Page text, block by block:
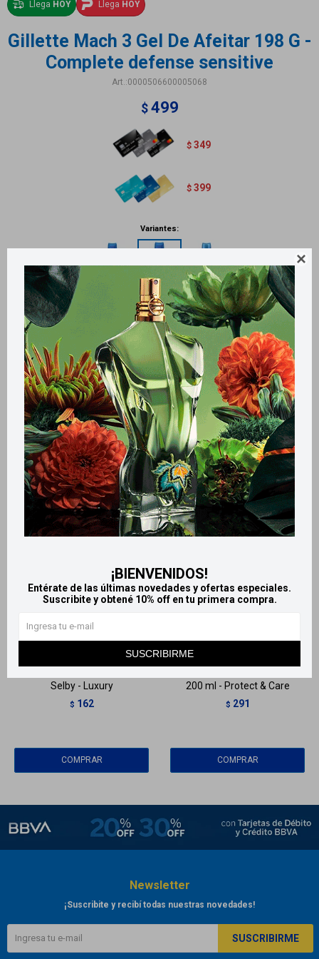

¡BIENVENIDOS!
Entérate de las últimas novedades y ofertas especiales.
Suscribite y obtené 10% off en tu primera compra.
SUSCRIBIRME
Llega HOY Llega HOY
Gillette Mach 3 Gel De Afeitar 198 G -
Complete defense sensitive
0000506600005068
$ 499
$ 349
$ 399
Variantes:
Métodos y costos de envío
Retiros gratuitos en tiendas
Productos que te pueden interesar
Selby - Luxury
$ 162
200 ml - Protect & Care
$ 291
Newsletter
¡Suscribite y recibí todas nuestras novedades!
SUSCRIBIRME